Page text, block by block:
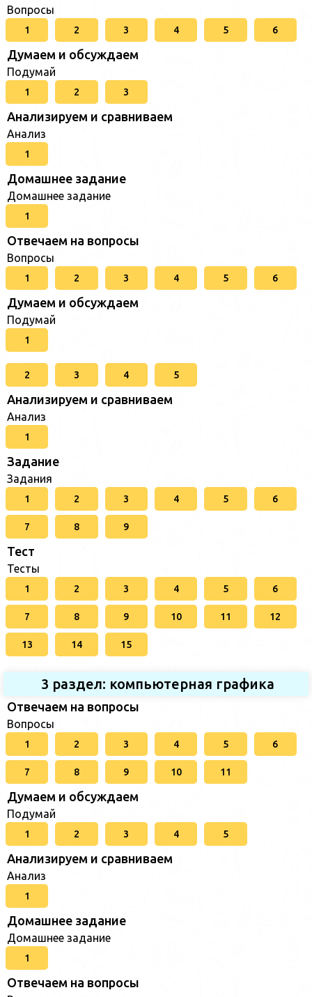
Вопросы
1 2 3 4 5 6
Думаем и обсуждаем
Подумай
1 2 3
Анализируем и сравниваем
Анализ
1
Домашнее задание
Домашнее задание
1
Отвечаем на вопросы
Вопросы
1 2 3 4 5 6
Думаем и обсуждаем
Подумай
1
2 3 4 5
Анализируем и сравниваем
Анализ
1
Задание
Задания
1 2 3 4 5 6
7 8 9
Тест
Тесты
1 2 3 4 5 6
7 8 9 10 11 12
13 14 15
3 раздел: компьютерная графика
Отвечаем на вопросы
Вопросы
1 2 3 4 5 6
7 8 9 10 11
Думаем и обсуждаем
Подумай
1 2 3 4 5
Анализируем и сравниваем
Анализ
1
Домашнее задание
Домашнее задание
1
Отвечаем на вопросы